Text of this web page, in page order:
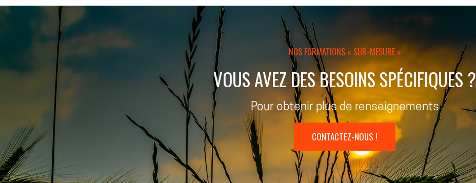
NOS FORMATIONS « SUR-MESURE »
VOUS AVEZ DES BESOINS SPÉCIFIQUES ?
Pour obtenir plus de renseignements
CONTACTEZ-NOUS !